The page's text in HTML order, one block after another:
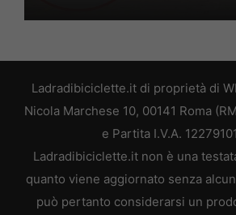
Ladradibiciclette.it di proprietà di
Nicola Marchese 10, 00141 Roma
e Partita I.V.A.
Ladradibiciclette.it non è una
quanto viene aggiornato senza
può pertanto considerarsi un